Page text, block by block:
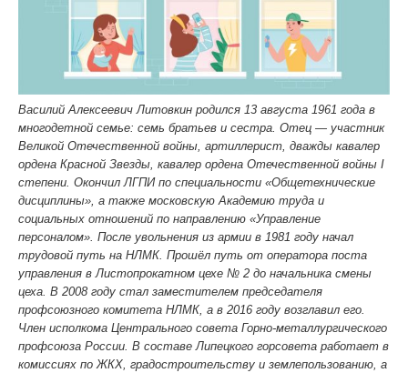
Василий Алексеевич Литовкин родился 13 августа 1961 года в
многодетной семье: семь братьев и сестра. Отец — участник
Великой Отечественной войны, артиллерист, дважды кавалер
ордена Красной Звезды, кавалер ордена Отечественной войны I
степени. Окончил ЛГПИ по специальности «Общетехнические
дисциплины», а также московскую Академию труда и
социальных отношений по направлению «Управление
персоналом». После увольнения из армии в 1981 году начал
трудовой путь на НЛМК. Прошёл путь от оператора поста
управления в Листопрокатном цехе № 2 до начальника смены
цеха. В 2008 году стал заместителем председателя
профсоюзного комитета НЛМК, а в 2016 году возглавил его.
Член исполкома Центрального совета Горно-металлургического
профсоюза России. В составе Липецкого горсовета работает в
комиссиях по ЖКХ, градостроительству и землепользованию, а